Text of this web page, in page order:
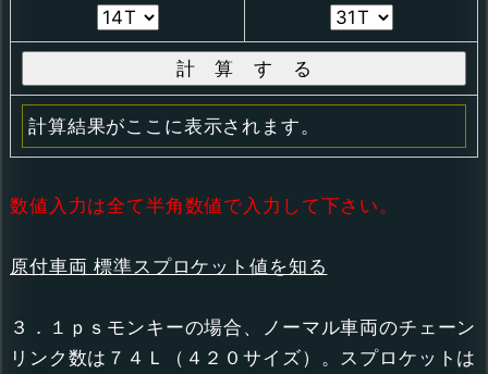
計算結果がここに表示されます。
数値入力は全て半角数値で入力して下さい。
原付車両 標準スプロケット値を知る
３．１ｐｓモンキーの場合、ノーマル車両のチェーン
リンク数は７４Ｌ（４２０サイズ）。スプロケットは